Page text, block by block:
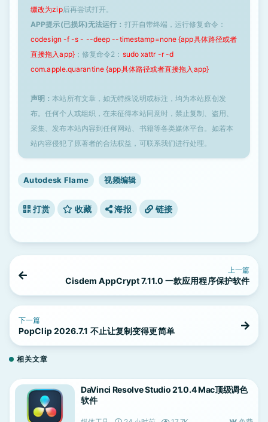
缀改为zip后再尝试打开。
APP提示(已损坏)无法运行： 打开自带终端，运行修复命令：
codesign -f -s - --deep --timestamp=none {app具体路径或者
直接拖入app}；修复命令2： sudo xattr -r -d
com.apple.quarantine {app具体路径或者直接拖入app}
声明：本站所有文章，如无特殊说明或标注，均为本站原创发
布。任何个人或组织，在未征得本站同意时，禁止复制、盗用、
采集、发布本站内容到任何网站、书籍等各类媒体平台。如若本
站内容侵犯了原著者的合法权益，可联系我们进行处理。
Autodesk Flame 视频编辑
打赏 收藏 海报 链接
上一篇
Cisdem AppCrypt 7.11.0 一款应用程序保护软件
下一篇
PopClip 2026.7.1 不止让复制变得更简单
相关文章
DaVinci Resolve Studio 21.0.4 Mac顶级调色
软件